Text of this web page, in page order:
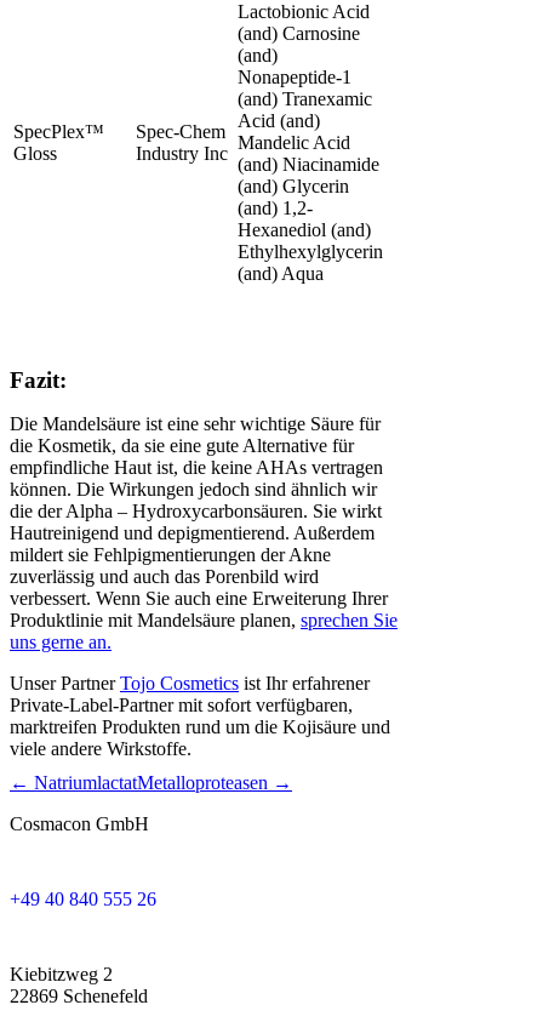
SpecPlex™
Gloss
Spec-Chem
Industry Inc
Lactobionic Acid
(and) Carnosine
(and)
Nonapeptide-1
(and) Tranexamic
Acid (and)
Mandelic Acid
(and) Niacinamide
(and) Glycerin
(and) 1,2-
Hexanediol (and)
Ethylhexylglycerin
(and) Aqua
Fazit:
Die Mandelsäure ist eine sehr wichtige Säure für
die Kosmetik, da sie eine gute Alternative für
empfindliche Haut ist, die keine AHAs vertragen
können. Die Wirkungen jedoch sind ähnlich wir
die der Alpha – Hydroxycarbonsäuren. Sie wirkt
Hautreinigend und depigmentierend. Außerdem
mildert sie Fehlpigmentierungen der Akne
zuverlässig und auch das Porenbild wird
verbessert. Wenn Sie auch eine Erweiterung Ihrer
Produktlinie mit Mandelsäure planen, sprechen Sie
uns gerne an.
Unser PartnerTojo Cosmetics ist Ihr erfahrener
Private-Label-Partner mit sofort verfügbaren,
marktreifen Produkten rund um die Kojisäure und
viele andere Wirkstoffe.
← NatriumlactatMetalloproteasen →
Cosmacon GmbH
+49 40 840 555 26
Kiebitzweg 2
22869 Schenefeld